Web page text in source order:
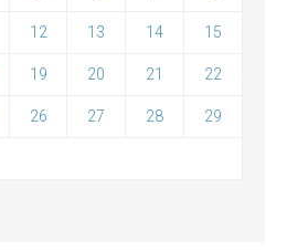
12 13 14 15
19 20 21 22
26 27 28 29